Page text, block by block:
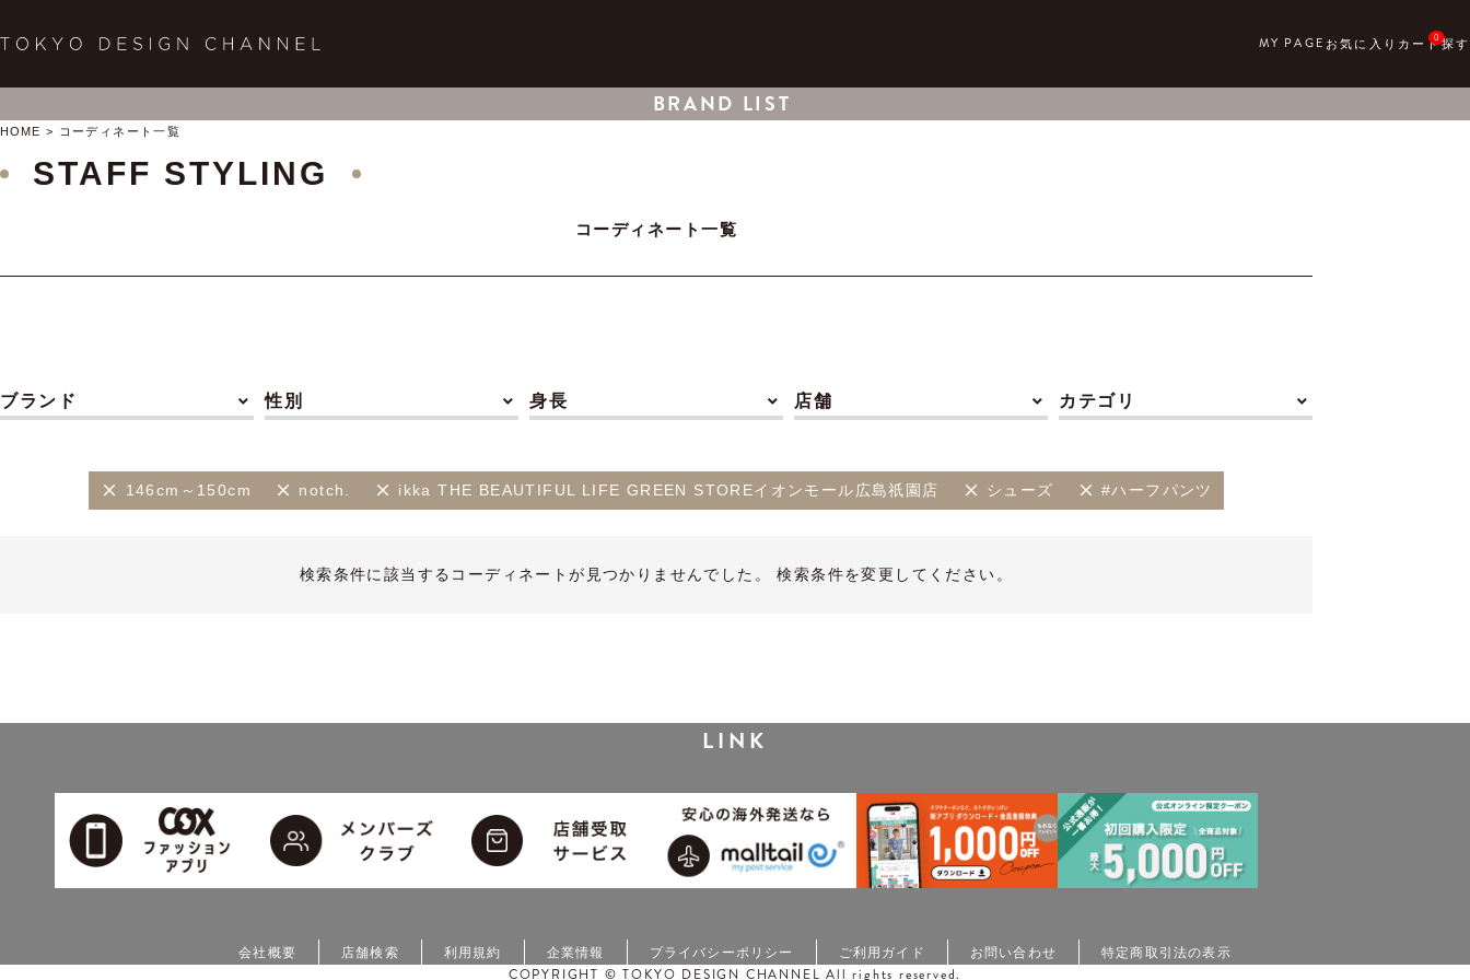
0
BRAND LIST
HOME コーディネート一覧
STAFF STYLING
コーディネート一覧
ブランド 性別 身長 店舗 カテゴリ
146cm～150cm notch. ikka THE BEAUTIFUL LIFE GREEN STOREイオンモール広島祇園店 シューズ #ハーフパンツ
検索条件に該当するコーディネートが見つかりませんでした。 検索条件を変更してください。
LINK
会社概要 店舗検索 利用規約 企業情報 プライバシーポリシー ご利用ガイド お問い合わせ 特定商取引法の表示
COPYRIGHT © TOKYO DESIGN CHANNEL All rights reserved.